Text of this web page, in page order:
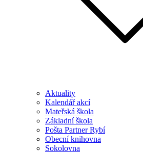
Aktuality
Kalendář akcí
Mateřská škola
Základní škola
Pošta Partner Rybí
Obecní knihovna
Sokolovna